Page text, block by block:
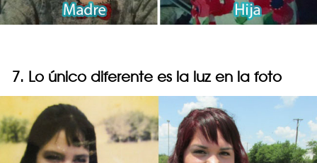
7. Lo único diferente es la luz en la foto